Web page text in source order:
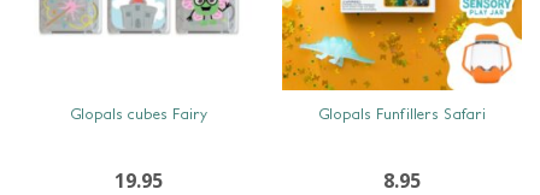
Glopals cubes Fairy
19.95
Glopals Funfillers Safari
8.95